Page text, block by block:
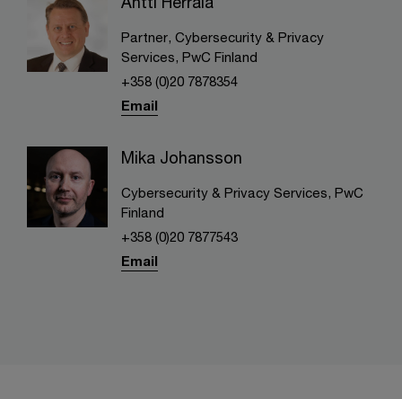
Partner, Cybersecurity & Privacy
Services, PwC Finland
+358 (0)20 7878354
Email
Mika Johansson
Cybersecurity & Privacy Services, PwC
Finland
+358 (0)20 7877543
Email